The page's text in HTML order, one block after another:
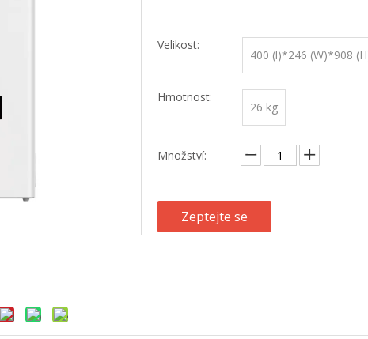
Velikost:
400 (l)*246 (W)*908
Hmotnost:
26 kg
Množství:
Zeptejte se